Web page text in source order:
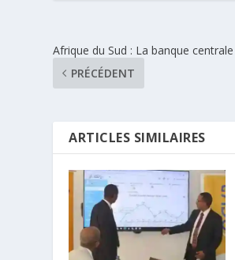
Afrique du Sud : La banque
PRÉCÉDENT
ARTICLES SIMILAIRES